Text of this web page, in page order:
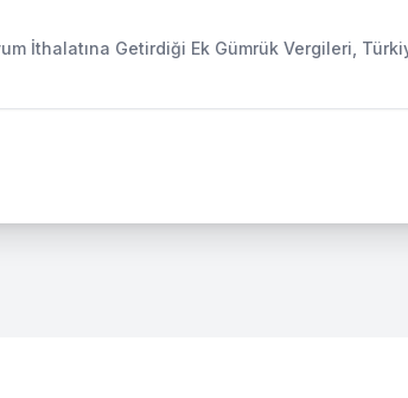
İthalatına Getirdiği Ek Gümrük Vergileri,